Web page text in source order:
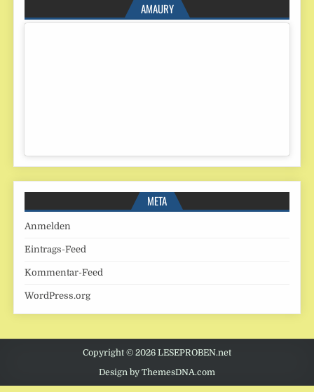
AMAURY
META
Anmelden
Eintrags-Feed
Kommentar-Feed
WordPress.org
Copyright © 2026 LESEPROBEN.net
Design by ThemesDNA.com